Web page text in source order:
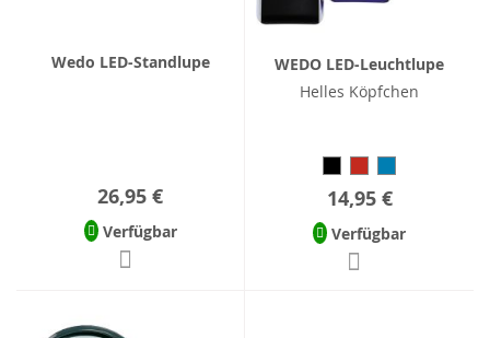
Wedo LED-Standlupe
26,95 €
Verfügbar
WEDO LED-Leuchtlupe
Helles Köpfchen
14,95 €
Verfügbar